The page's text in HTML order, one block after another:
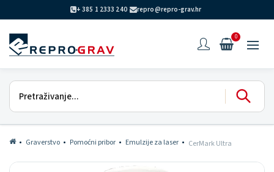
+ 385 1 2333 240 repro@repro-grav.hr
0
Graverstvo Pomoćni pribor Emulzije za laser CerMark Ultra